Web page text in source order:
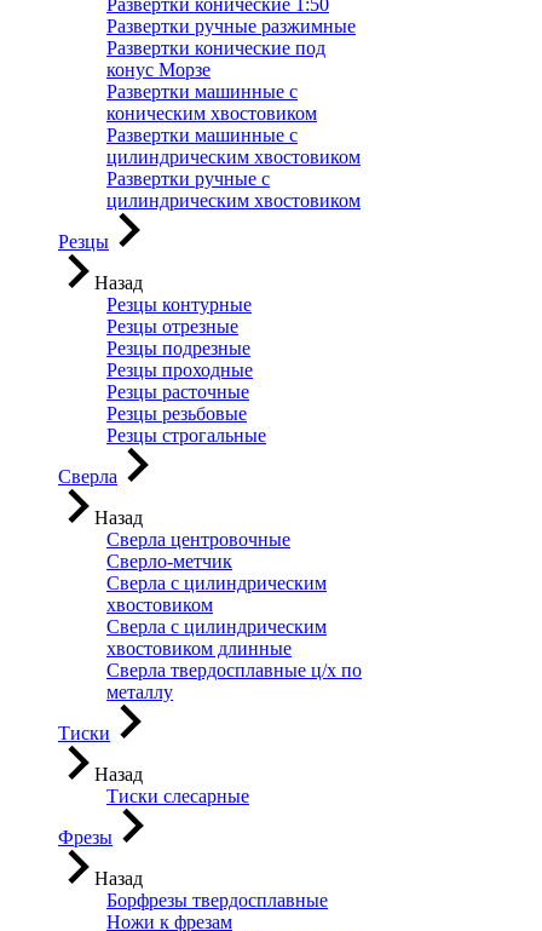
Развертки конические 1:50
Развертки ручные разжимные
Развертки конические под
конус Морзе
Развертки машинные с
коническим хвостовиком
Развертки машинные с
цилиндрическим хвостовиком
Развертки ручные с
цилиндрическим хвостовиком
Резцы
Назад
Резцы контурные
Резцы отрезные
Резцы подрезные
Резцы проходные
Резцы расточные
Резцы резьбовые
Резцы строгальные
Сверла
Назад
Сверла центровочные
Сверло-метчик
Сверла с цилиндрическим
хвостовиком
Сверла с цилиндрическим
хвостовиком длинные
Сверла твердосплавные ц/х по
металлу
Тиски
Назад
Тиски слесарные
Фрезы
Назад
Борфрезы твердосплавные
Ножи к фрезам